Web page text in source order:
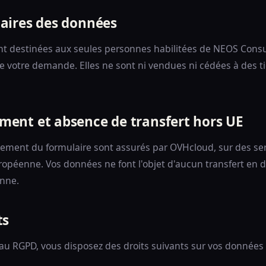
des données
destinées aux seules personnes habilitées de NEOS
votre demande. Elles ne sont ni vendues ni cédées à des
et absence de transfert hors UE
du formulaire sont assurés par OVHcloud, sur des
Vos données ne font l'objet d'aucun transfert en
RGPD, vous disposez des droits suivants sur vos données